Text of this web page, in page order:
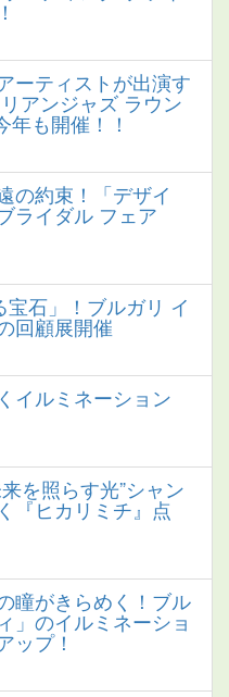
ーティストが出演す
アンジャズ ラウン
年も開催！！
の約束！「デザイ
ライダル フェア
石」！ブルガリ イ
回顧展開催
イルミネーション
を照らす光”シャン
『ヒカリミチ』点
瞳がきらめく！ブル
」のイルミネーショ
ップ！